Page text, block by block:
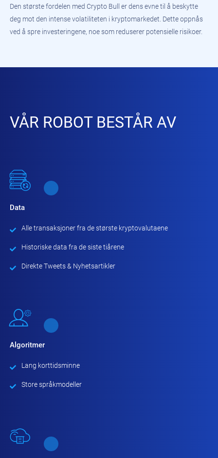
Den største fordelen med Crypto Bull er dens evne til å beskytte
deg mot den intense volatiliteten i kryptomarkedet. Dette oppnås
ved å spre investeringene, noe som reduserer potensielle risikoer.
VÅR ROBOT BESTÅR AV
Data
Alle transaksjoner fra de største kryptovalutaene
Historiske data fra de siste tiårene
Direkte Tweets & Nyhetsartikler
Algoritmer
Lang korttidsminne
Store språkmodeller